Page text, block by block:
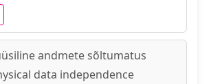
andmete sõltumatus
data independence